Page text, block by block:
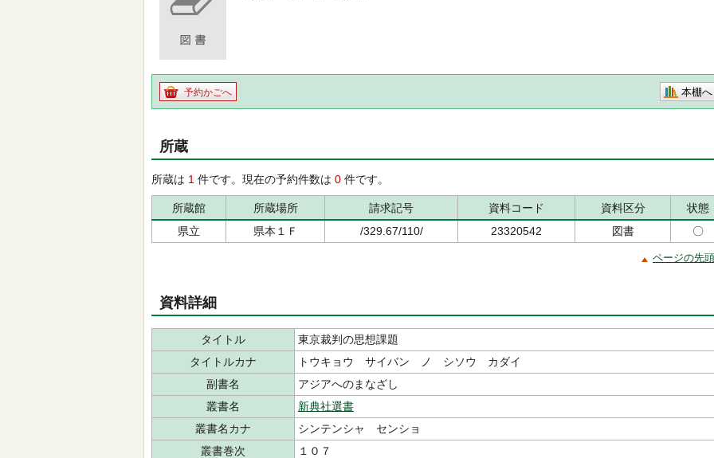
予約かごへ 本棚へ
所蔵
所蔵は 1 件です。現在の予約件数は 0 件です。
所蔵館 所蔵場所 請求記号 資料コード 資料区分
状態
県立
県本１Ｆ /329.67/110/ 23320542 図書 〇
ページの先
資料詳細
タイトル
東京裁判の思想課題
タイトルカナ
トウキョウ サイバン ノ シソウ カダイ
副書名
アジアへのまなざし
叢書名
新典社選書
叢書名カナ
シンテンシャ センショ
叢書巻次
１０７